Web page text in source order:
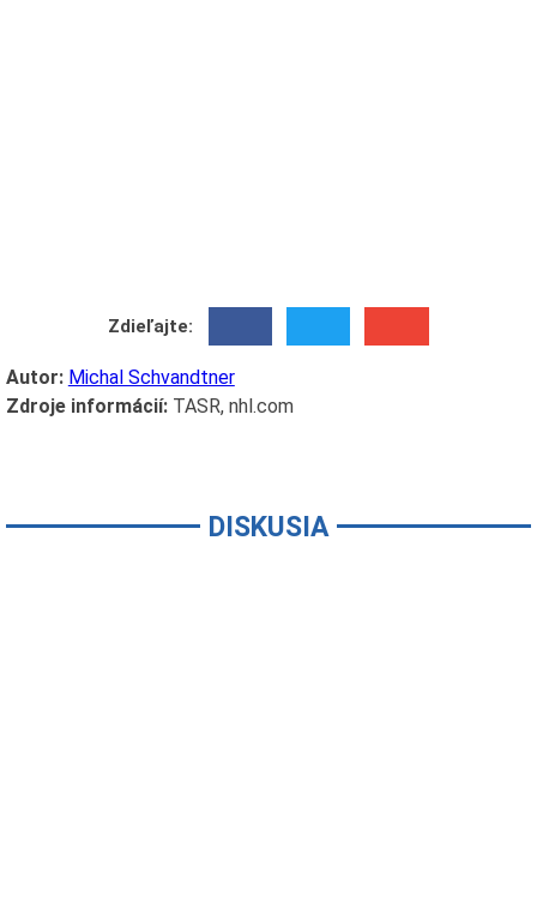
Zdieľajte:
Autor: Michal Schvandtner
Zdroje informácií:TASR, nhl.com
DISKUSIA